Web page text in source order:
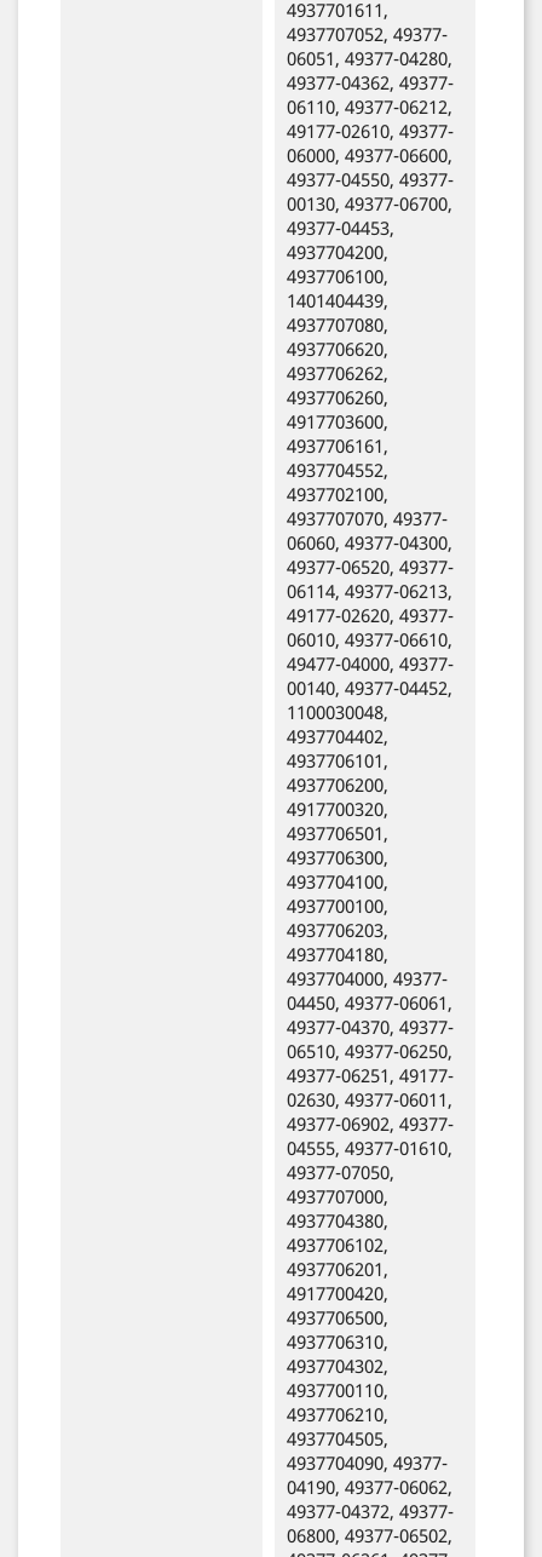
4937701611,
4937707052, 49377-
06051, 49377-04280,
49377-04362, 49377-
06110, 49377-06212,
49177-02610, 49377-
06000, 49377-06600,
49377-04550, 49377-
00130, 49377-06700,
49377-04453,
4937704200,
4937706100,
1401404439,
4937707080,
4937706620,
4937706262,
4937706260,
4917703600,
4937706161,
4937704552,
4937702100,
4937707070, 49377-
06060, 49377-04300,
49377-06520, 49377-
06114, 49377-06213,
49177-02620, 49377-
06010, 49377-06610,
49477-04000, 49377-
00140, 49377-04452,
1100030048,
4937704402,
4937706101,
4937706200,
4917700320,
4937706501,
4937706300,
4937704100,
4937700100,
4937706203,
4937704180,
4937704000, 49377-
04450, 49377-06061,
49377-04370, 49377-
06510, 49377-06250,
49377-06251, 49177-
02630, 49377-06011,
49377-06902, 49377-
04555, 49377-01610,
49377-07050,
4937707000,
4937704380,
4937706102,
4937706201,
4917700420,
4937706500,
4937706310,
4937704302,
4937700110,
4937706210,
4937704505,
4937704090, 49377-
04190, 49377-06062,
49377-04372, 49377-
06800, 49377-06502,